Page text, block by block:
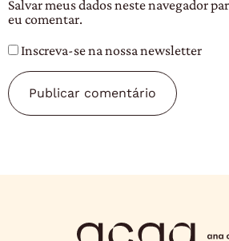
Salvar meus dados neste navegador
eu comentar.
Inscreva-se na nossa newsletter